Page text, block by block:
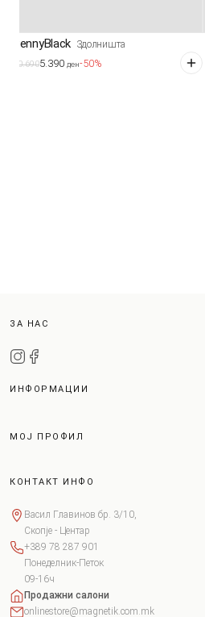
PennyBlack Здолништа
10.6905.390 ден-50%
ЗА НАС
ИНФОРМАЦИИ
МОЈ ПРОФИЛ
КОНТАКТ ИНФО
Васил Главинов бр. 3/10,
Скопје - Центар
+389 78 287 901
Понеделник-Петок
09-16ч
Продажни салони
onlinestore@magnetik.com.mk